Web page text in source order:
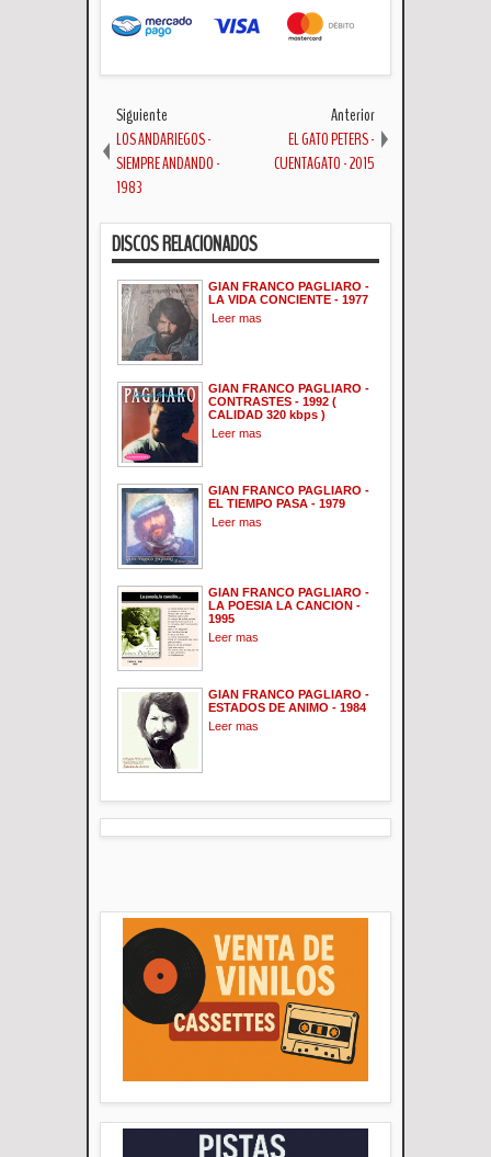
Siguiente
LOS ANDARIEGOS -
SIEMPRE ANDANDO -
1983
Anterior
EL GATO PETERS -
CUENTAGATO - 2015
DISCOS RELACIONADOS
GIAN FRANCO PAGLIARO -
LA VIDA CONCIENTE - 1977
Leer mas
GIAN FRANCO PAGLIARO -
CONTRASTES - 1992 (
CALIDAD 320 kbps )
Leer mas
GIAN FRANCO PAGLIARO -
EL TIEMPO PASA - 1979
Leer mas
GIAN FRANCO PAGLIARO -
LA POESIA LA CANCION -
1995
Leer mas
GIAN FRANCO PAGLIARO -
ESTADOS DE ANIMO - 1984
Leer mas